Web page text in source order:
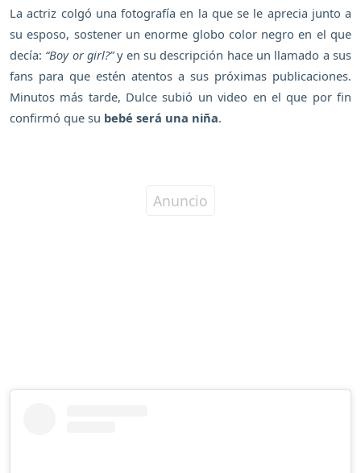
La actriz colgó una fotografía en la que se le aprecia junto a
su esposo, sostener un enorme globo color negro en el que
decía: “Boy or girl?”y en su descripción hace un llamado a sus
fans para que estén atentos a sus próximas publicaciones.
Minutos más tarde, Dulce subió un video en el que por fin
confirmó que su bebé será una niña.